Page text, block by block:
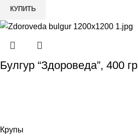
КУПИТЬ
Булгур “Здороведа”, 400 гр
Крупы